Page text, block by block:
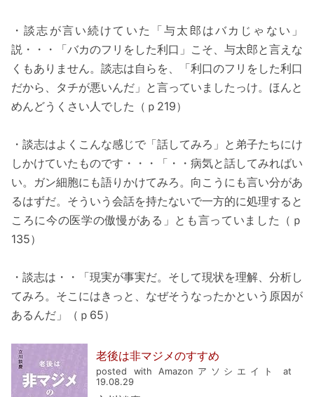
・談志が言い続けていた「与太郎はバカじゃない」
説・・・「バカのフリをした利口」こそ、与太郎と言えな
くもありません。談志は自らを、「利口のフリをした利口
だから、タチが悪いんだ」と言っていましたっけ。ほんと
めんどうくさい人でした（ｐ219）
・談志はよくこんな感じで「話してみろ」と弟子たちにけ
しかけていたものです・・・「・・病気と話してみればい
い。ガン細胞にも語りかけてみろ。向こうにも言い分があ
るはずだ。そういう会話を持たないで一方的に処理すると
ころに今の医学の傲慢がある」とも言っていました（ｐ
135）
・談志は・・「現実が事実だ。そして現状を理解、分析し
てみろ。そこにはきっと、なぜそうなったかという原因が
あるんだ」（ｐ65）
老後は非マジメのすすめ
posted with Amazonアソシエイト at
19.08.29